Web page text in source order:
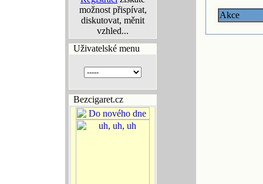
možnost přispívat,
diskutovat, měnit
vzhled...
Uživatelské menu
Bezcigaret.cz
Akce